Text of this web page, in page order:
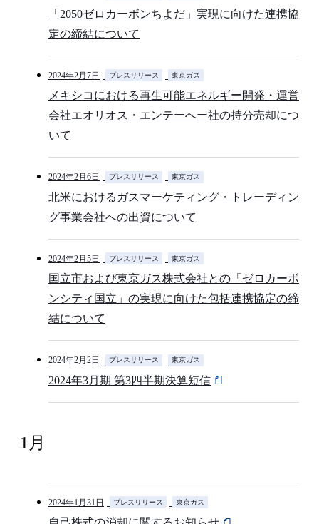
「2050ゼロカーボンちよだ」実現に向けた連携協
定の締結について
2024年2月7日 プレスリリース 東京ガス
メキシコにおける再生可能エネルギー開発・運営
会社エオリオス・エンテーへー社の持分売却につ
いて
2024年2月6日 プレスリリース 東京ガス
北米におけるガスマーケティング・トレーディン
グ事業会社への出資について
2024年2月5日 プレスリリース 東京ガス
国立市および東京ガス株式会社との「ゼロカーボ
ンシティ国立」の実現に向けた包括連携協定の締
結について
2024年2月2日 プレスリリース 東京ガス
2024年3月期 第3四半期決算短信
1月
2024年1月31日 プレスリリース 東京ガス